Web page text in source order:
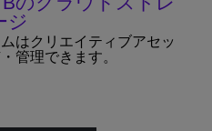
ジ
はクリエイティブアセッ
管理できます。